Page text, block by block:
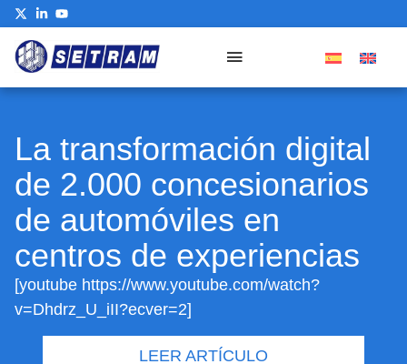
La transformación digital
de 2.000 concesionarios
de automóviles en
centros de experiencias
[youtube https://www.youtube.com/watch?
v=Dhdrz_U_iII?ecver=2]
LEER ARTÍCULO